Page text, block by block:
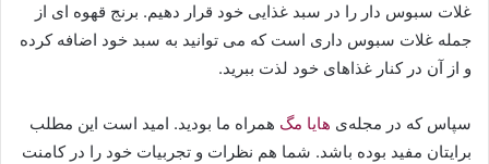
غلات سبوس دار را در سبد غذایی خود قرار دهیم. برنج قهوه ای از
جمله غلات سبوس داری است که می توانید به سبد خود اضافه کرده
و از آن در کنار غذاهای خود لذت ببرید.
سپاس که در مجله‌ی هایا مگ همراه ما بودید. امید است این مطلب
برایتان مفید بوده باشد. شما هم نظرات و تجربیات خود را در کامنت